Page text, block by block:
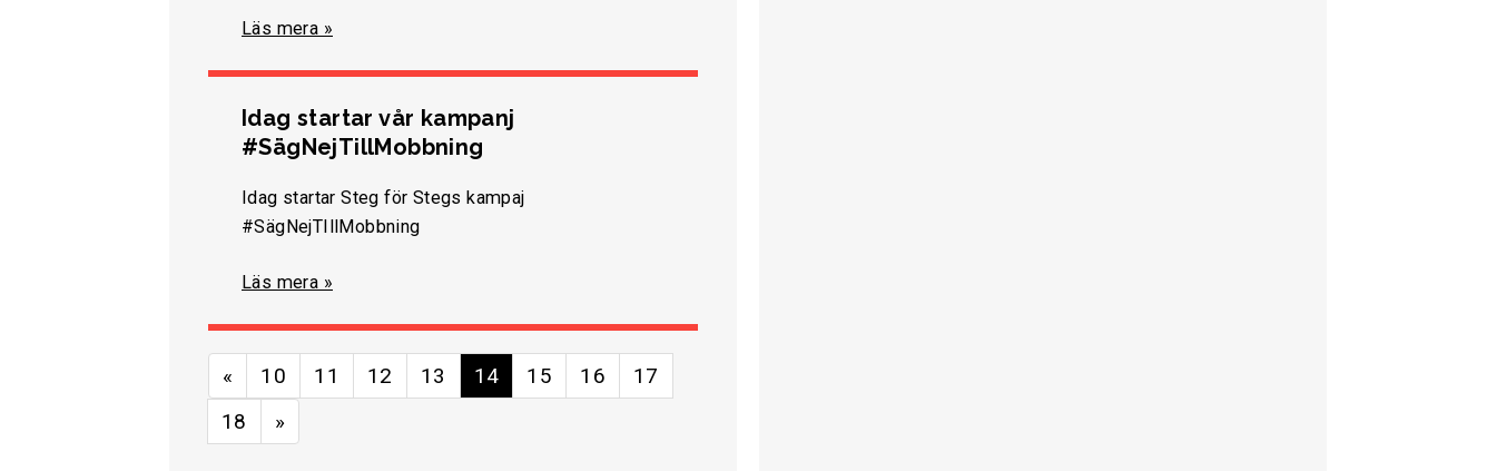
Läs mera »
Idag startar vår kampanj
#SägNejTillMobbning
Idag startar Steg för Stegs kampaj
#SägNejTIllMobbning
Läs mera »
« 10 11 12 13 14 15 16
17
18
»